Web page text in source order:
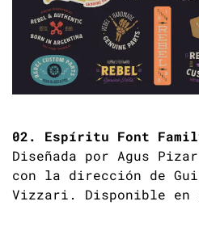
02. Espíritu Font
Diseñada por Agus
con la dirección de
Vizzari. Disponible en